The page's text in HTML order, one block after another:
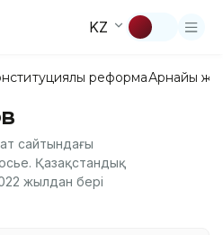
KZ
реформаАрнайы
сайтындағы
Қазақстандық
жылдан бері